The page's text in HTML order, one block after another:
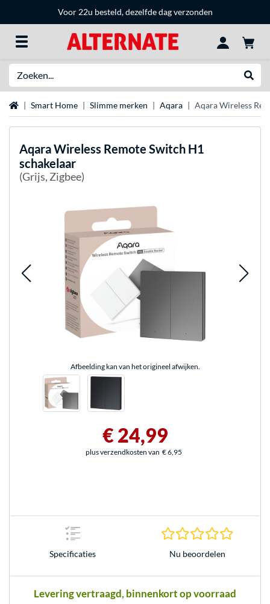
Voor 22u besteld, dezelfde dag verzonden
HomeSmart Home Slimme merken Aqara Aqara Wireless
AqaraWireless Remote Switch H1
schakelaar
(Grijs, Zigbee)
Afbeelding kan van het origineel afwijken.
€ 24,99
plus verzendkosten van € 6,95
Specificaties Nu beoordelen
Levering vertraagd, binnenkort op voorraad